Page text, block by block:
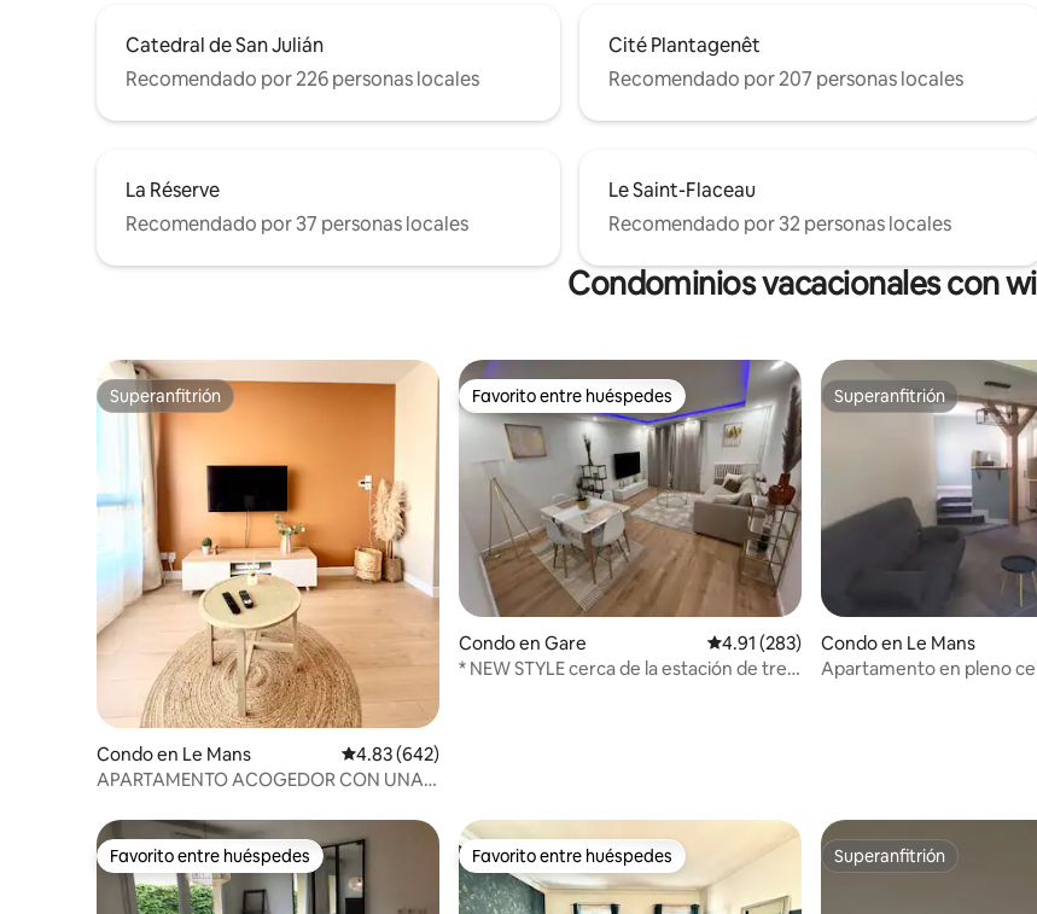
Catedral de San Julián
Recomendado por 226 personas locales
Cité Plantagenêt
Recomendado por 207 personas locales
La Réserve
Recomendado por 37 personas locales
Le Saint-Flaceau
Recomendado por 32 personas locales
Condominios vacacionales con
Superanfitrión
Superanfitrión
Condo en Le Mans Calificación promedio: 4.83 de 5, 642 reseñas
4.83 (642)
APARTAMENTO ACOGEDOR CON UNA
Favorito entre huéspedes
Favorito entre huéspedes
Condo en Gare Calificación promedio: 4.91 de 5, 283
4.91 (283)
* NEW STYLE cerca de la estación de tren
Superanfitrión
Superanfitrión
Condo en Le Mans
Apartamento en pleno
Favorito entre huéspedes
Favorito entre huéspedes Favorito entre huéspedes
Favorito entre huéspedes Superanfitrión
Superanfitrión